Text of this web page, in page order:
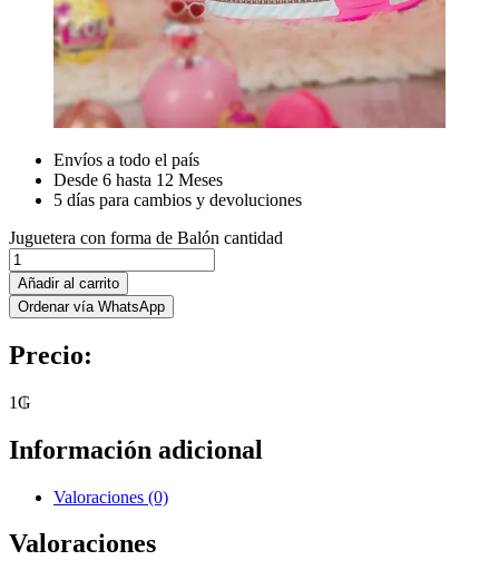
Envíos a todo el país
Desde 6 hasta 12 Meses
5 días para cambios y devoluciones
Juguetera con forma de Balón cantidad
Añadir al carrito
Ordenar vía WhatsApp
Precio:
1₲
Información adicional
Valoraciones (0)
Valoraciones